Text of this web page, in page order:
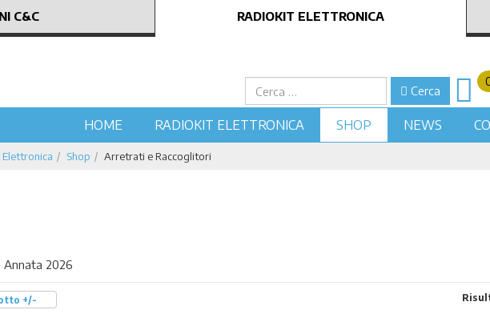
C&C RADIOKIT ELETTRONICA
Cerca Cerca
HOME RADIOKIT ELETTRONICA SHOP NEWS
Shop Arretrati e Raccoglitori
2026
+/-